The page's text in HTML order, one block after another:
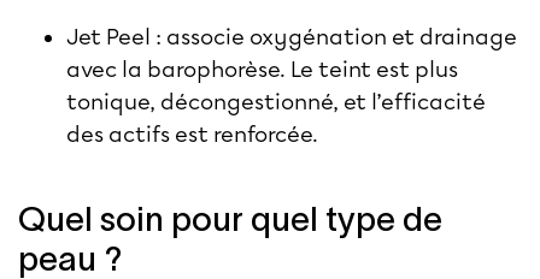
Jet Peel : associe oxygénation et drainage
avec la barophorèse. Le teint est plus
tonique, décongestionné, et l’efficacité
des actifs est renforcée.
Quel soin pour quel type de
peau ?